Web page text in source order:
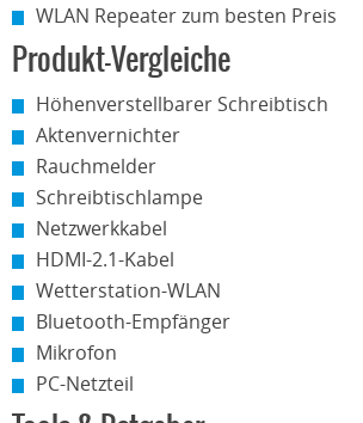
WLAN Repeater zum besten Preis
Produkt-Vergleiche
Höhenverstellbarer Schreibtisch
Aktenvernichter
Rauchmelder
Schreibtischlampe
Netzwerkkabel
HDMI-2.1-Kabel
Wetterstation-WLAN
Bluetooth-Empfänger
Mikrofon
PC-Netzteil